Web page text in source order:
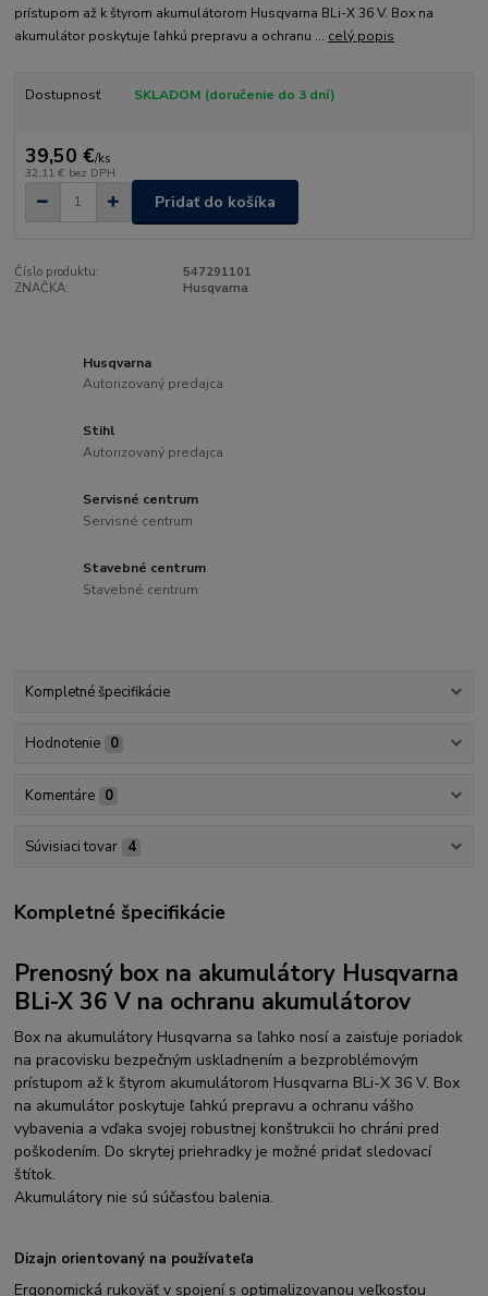
prístupom až k štyrom akumulátorom Husqvarna BLi-X 36 V. Box na
akumulátor poskytuje ľahkú prepravu a ochranu ... celý popis
Dostupnosť SKLADOM (doručenie do 3 dní)
39,50 €/ks
32,11 € bez DPH
Pridať do košíka
Číslo produktu:
547291101
ZNAČKA:
Husqvarna
Husqvarna
Autorizovaný predajca
Stihl
Autorizovaný predajca
Servisné centrum
Servisné centrum
Stavebné centrum
Stavebné centrum
Kompletné špecifikácie
Hodnotenie 0
Komentáre 0
Súvisiaci tovar 4
Kompletné špecifikácie
Prenosný box na akumulátory Husqvarna
BLi-X 36 V na ochranu akumulátorov
Box na akumulátory Husqvarna sa ľahko nosí a zaisťuje poriadok
na pracovisku bezpečným uskladnením a bezproblémovým
prístupom až k štyrom akumulátorom Husqvarna BLi-X 36 V. Box
na akumulátor poskytuje ľahkú prepravu a ochranu vášho
vybavenia a vďaka svojej robustnej konštrukcii ho chráni pred
poškodením. Do skrytej priehradky je možné pridať sledovací
štítok.
Akumulátory nie sú súčasťou balenia.
Dizajn orientovaný na používateľa
Ergonomická rukoväť v spojení s optimalizovanou veľkosťou